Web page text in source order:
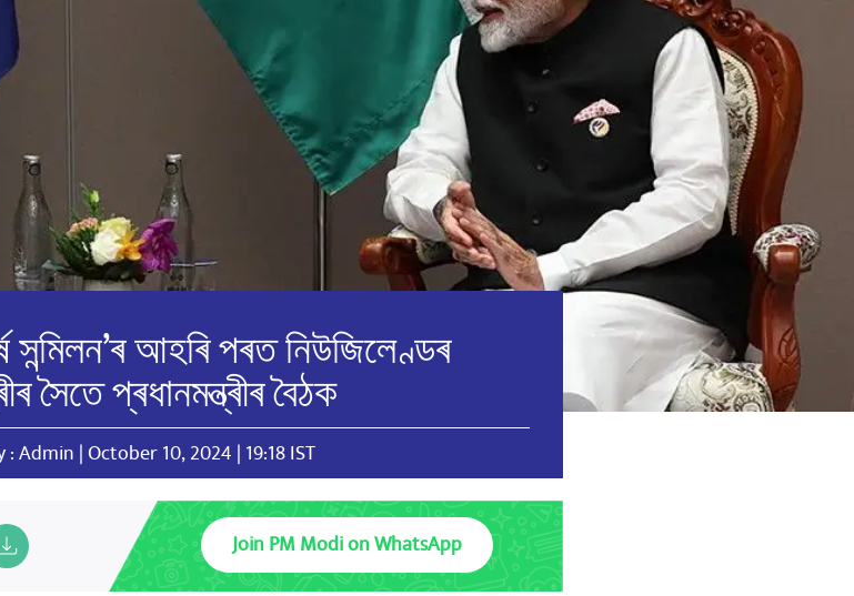
সন্মিলন’ৰ আহৰি পৰত নিউজিলেণ্ডৰ
সৈতে প্ৰধানমন্ত্ৰীৰ বৈঠক
: Admin | October 10, 2024 | 19:18 IST
Join PM Modi on WhatsApp